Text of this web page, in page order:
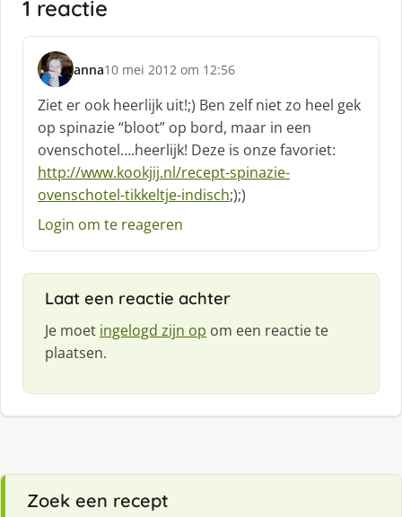
1 reactie
anna
s
c
h
r
e
e
f
10 mei 2012 om 12:56
Ziet er ook heerlijk uit!;) Ben zelf niet zo heel gek
op spinazie “bloot” op bord, maar in een
ovenschotel….heerlijk! Deze is onze favoriet:
http://www.kookjij.nl/recept-spinazie-
ovenschotel-tikkeltje-indisch;);)
Login om te reageren
Laat een reactie achter
Je moet ingelogd zijn op om een reactie te
plaatsen.
Zoek een recept